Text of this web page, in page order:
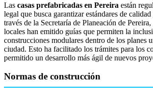
Las casas prefabricadas en Pereira están
legal que busca garantizar estándares de
través de la Secretaría de Planeación de
locales han emitido guías que permiten la
construcciones modulares dentro de los planes
ciudad. Esto ha facilitado los trámites para los
permitido un desarrollo más ágil de nuevos
Normas de construcción